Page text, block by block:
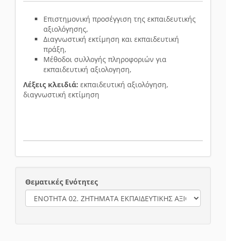
Επιστημονική προσέγγιση της εκπαιδευτικής
αξιολόγησης,
Διαγνωστική εκτίμηση και εκπαιδευτική
πράξη,
Μέθοδοι συλλογής πληροφοριών για
εκπαιδευτική αξιολογηση,
Λέξεις κλειδιά: εκπαιδευτική αξιολόγηση,
διαγνωστική εκτίμηση
Θεματικές Ενότητες